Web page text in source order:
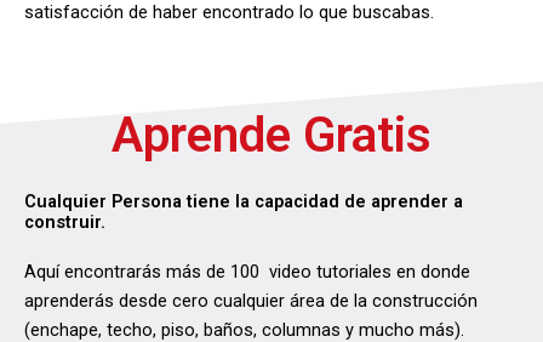
satisfacción de haber encontrado lo que buscabas.
Aprende Gratis
Cualquier Persona tiene la capacidad de aprender a
construir.
Aquí encontrarás más de 100 video tutoriales en donde
aprenderás desde cero cualquier área de la construcción
(enchape, techo, piso, baños, columnas y mucho más).